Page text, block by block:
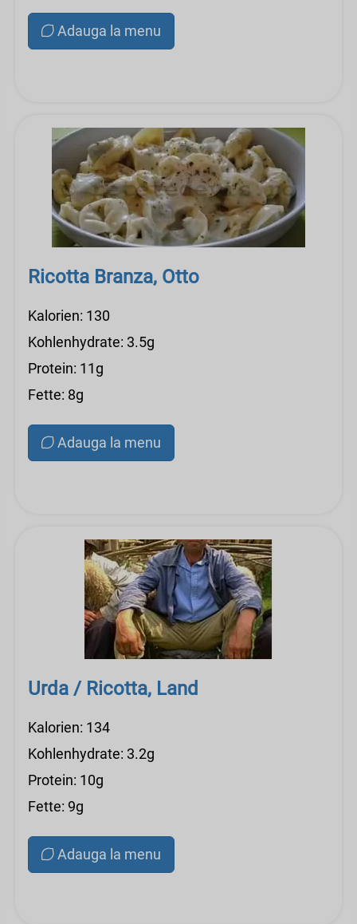
Adauga la menu
Ricotta Branza, Otto
Kalorien: 130
Kohlenhydrate: 3.5g
Protein: 11g
Fette: 8g
Adauga la menu
Urda / Ricotta, Land
Kalorien: 134
Kohlenhydrate: 3.2g
Protein: 10g
Fette: 9g
Adauga la menu